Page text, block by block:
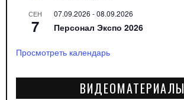
СЕН
7
07.09.2026 -08.09.2026
Персонал Экспо 2026
Просмотреть календарь
ВИДЕОМАТЕРИАЛЫ